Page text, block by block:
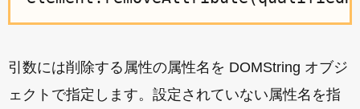
引数には削除する属性の属性名を DOMString オブジ
ェクトで指定します。設定されていない属性名を指